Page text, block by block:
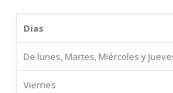
Dias
De lunes, Martes, Miércoles y
Viernes